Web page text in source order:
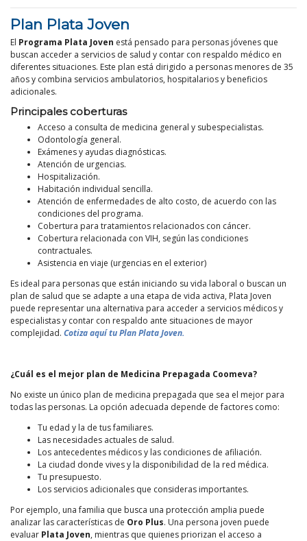
Plan Plata Joven
El Programa Plata Joven está pensado para personas jóvenes que
buscan acceder a servicios de salud y contar con respaldo médico en
diferentes situaciones. Este plan está dirigido a personas menores de 35
años y combina servicios ambulatorios, hospitalarios y beneficios
adicionales.
Principales coberturas
Acceso a consulta de medicina general y subespecialistas.
Odontología general.
Exámenes y ayudas diagnósticas.
Atención de urgencias.
Hospitalización.
Habitación individual sencilla.
Atención de enfermedades de alto costo, de acuerdo con las
condiciones del programa.
Cobertura para tratamientos relacionados con cáncer.
Cobertura relacionada con VIH, según las condiciones
contractuales.
Asistencia en viaje (urgencias en el exterior)
Es ideal para personas que están iniciando su vida laboral o buscan un
plan de salud que se adapte a una etapa de vida activa, Plata Joven
puede representar una alternativa para acceder a servicios médicos y
especialistas y contar con respaldo ante situaciones de mayor
complejidad. Cotiza aquí tu Plan Plata Joven.
¿Cuál es el mejor plan de Medicina Prepagada Coomeva?
No existe un único plan de medicina prepagada que sea el mejor para
todas las personas. La opción adecuada depende de factores como:
Tu edad y la de tus familiares.
Las necesidades actuales de salud.
Los antecedentes médicos y las condiciones de afiliación.
La ciudad donde vives y la disponibilidad de la red médica.
Tu presupuesto.
Los servicios adicionales que consideras importantes.
Por ejemplo, una familia que busca una protección amplia puede
analizar las características de Oro Plus. Una persona joven puede
evaluar Plata Joven, mientras que quienes priorizan el acceso a